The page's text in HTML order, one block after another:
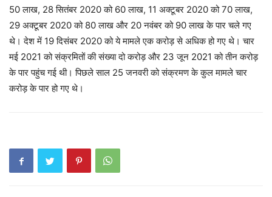
50 लाख, 28 सितंबर 2020 को 60 लाख, 11 अक्टूबर 2020 को 70 लाख,
29 अक्टूबर 2020 को 80 लाख और 20 नवंबर को 90 लाख के पार चले गए
थे। देश में 19 दिसंबर 2020 को ये मामले एक करोड़ से अधिक हो गए थे। चार
मई 2021 को संक्रमितों की संख्या दो करोड़ और 23 जून 2021 को तीन करोड़
के पार पहुंच गई थी। पिछले साल 25 जनवरी को संक्रमण के कुल मामले चार
करोड़ के पार हो गए थे।